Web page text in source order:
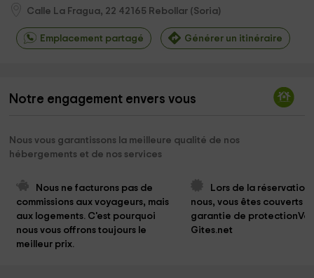
Calle La Fragua, 22 42165 Rebollar (Soria)
Emplacement partagé Générer un itinéraire
Notre engagement envers vous
Nous vous garantissons la meilleure qualité de nos
hébergements et de nos services
Nous ne facturons pas de
commissions aux voyageurs, mais
aux logements. C'est pourquoi
nous vous offrons toujours le
meilleur prix.
Lors de la
nous, vous êtes couverts
garantie de
Gites.net